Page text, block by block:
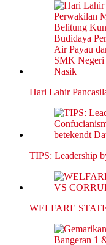
Hari Lahir
TIPS: Leadership
WELFARE